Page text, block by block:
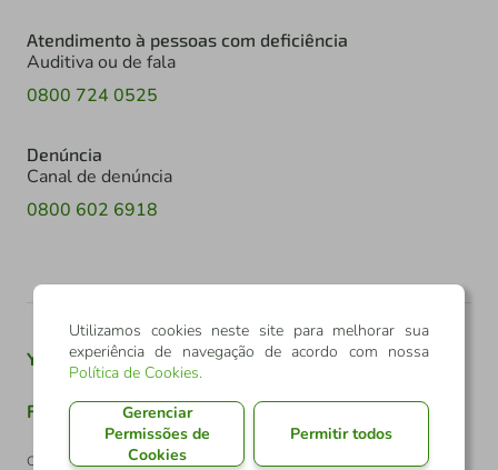
Atendimento à pessoas com deficiência
Auditiva ou de fala
0800 724 0525
Denúncia
Canal de denúncia
0800 602 6918
Youtube Twitter Linkedin Instagram
Facebook TikTok
Confederação Sicredi
Utilizamos cookies neste site para melhorar sua
experiência de navegação de acordo com nossa
Política de Cookies.
Gerenciar
Permissões de
Cookies
Permitir todos